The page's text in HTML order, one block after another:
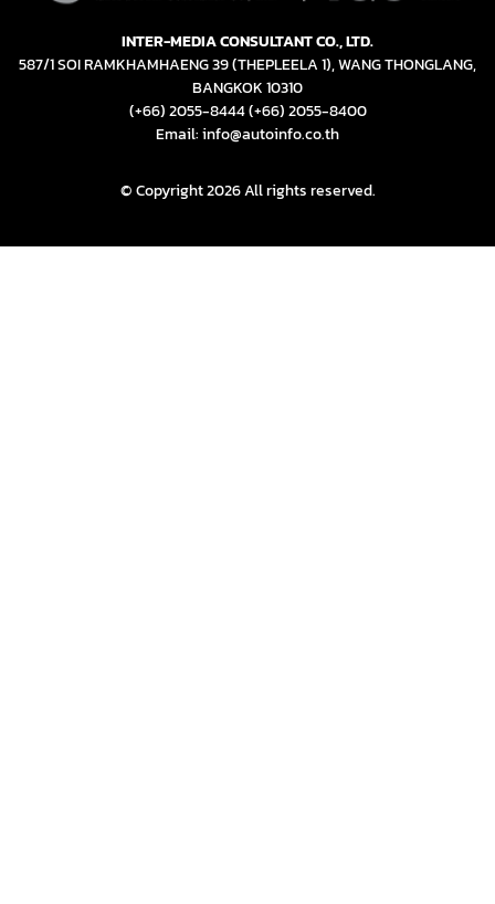
INTER-MEDIA CONSULTANT CO., LTD.
587/1 SOI RAMKHAMHAENG 39 (THEPLEELA 1), WANG THONGLANG,
BANGKOK 10310
(+66) 2055-8444(+66) 2055-8400
Email: info@autoinfo.co.th
© Copyright 2026 All rights reserved.